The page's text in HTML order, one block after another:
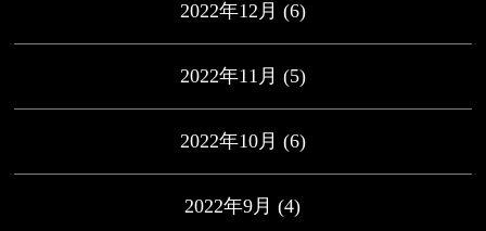
2022年12月 (6)
2022年11月 (5)
2022年10月 (6)
2022年9月 (4)